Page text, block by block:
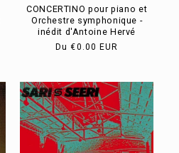
CONCERTINO pour piano et
Orchestre symphonique -
inédit d'Antoine Hervé
Prix
Du€0.00 EUR